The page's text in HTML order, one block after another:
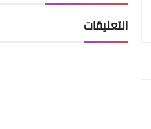
التعليقات